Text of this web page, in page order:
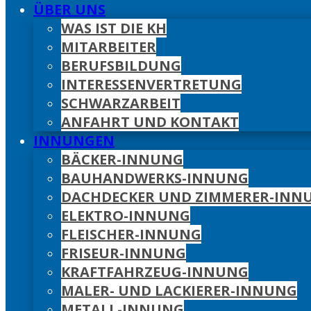
ÜBER UNS
WAS IST DIE KH
MITARBEITER
BERUFSBILDUNG
INTERESSENVERTRETUNG
SCHWARZARBEIT
ANFAHRT UND KONTAKT
INNUNGEN
BÄCKER-INNUNG
BAUHANDWERKS-INNUNG
DACHDECKER UND ZIMMERER-
ELEKTRO-INNUNG
FLEISCHER-INNUNG
FRISEUR-INNUNG
KRAFTFAHRZEUG-INNUNG
MALER- UND LACKIERER-INNUNG